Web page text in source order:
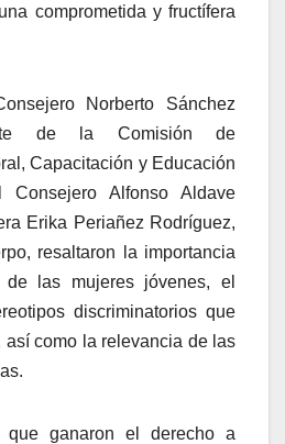
comprometida y fructífera
Norberto Sánchez
de la Comisión de
Capacitación y Educación
Alfonso Aldave
Erika Periañez Rodríguez,
resaltaron la importancia
las mujeres jóvenes, el
discriminatorios que
así como la relevancia de las
ganaron el derecho a